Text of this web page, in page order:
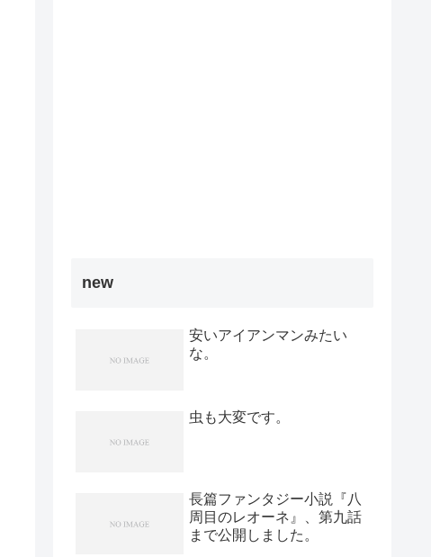
new
安いアイアンマンみたい
な。
虫も大変です。
長篇ファンタジー小説『八
周目のレオーネ』、第九話
まで公開しました。